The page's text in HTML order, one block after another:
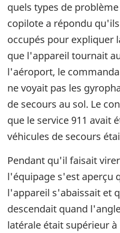
quels types de
copilote a répondu
occupés pour expliquer
que l'appareil tournait
l'aéroport, le
ne voyait pas les
de secours au sol. Le
que le service 911 avait
véhicules de secours
Pendant qu'il faisait
l'équipage s'est aperçu
l'appareil s'abaissait et
descendait quand
latérale était supérieur à